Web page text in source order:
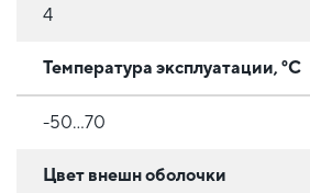
4
Температура эксплуатации, °C
-50…70
Цвет внешн оболочки